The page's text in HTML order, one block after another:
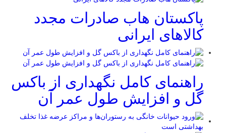
پاکستان هاب صادرات مجدد
کالاهای ایرانی
راهنمای کامل نگهداری از باکس
گل و افزایش طول عمر آن